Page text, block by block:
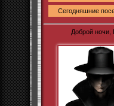
Сегодняшние
Доброй ночи,